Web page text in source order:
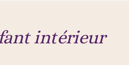
intérieur